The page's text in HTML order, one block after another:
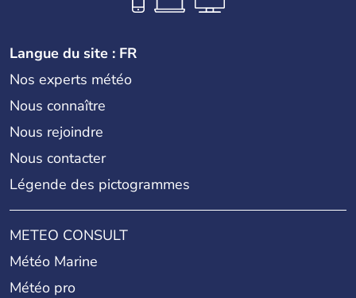
Langue du site : FR
Nos experts météo
Nous connaître
Nous rejoindre
Nous contacter
Légende des pictogrammes
METEO CONSULT
Météo Marine
Météo pro